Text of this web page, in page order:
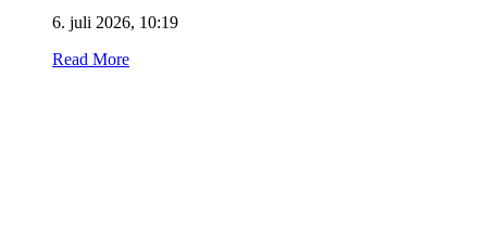
6. juli 2026, 10:19
Read More